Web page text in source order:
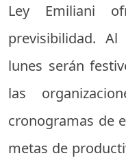
Ley Emiliani
previsibilidad.
lunes serán
las
cronogramas de
metas de